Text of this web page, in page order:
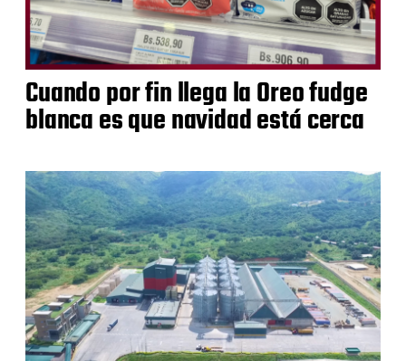
Cuando por fin llega la Oreo fudge
blanca es que navidad está cerca